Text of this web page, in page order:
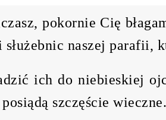
pokornie Cię
naszej parafii,
ich do niebieskiej
szczęście wieczne.